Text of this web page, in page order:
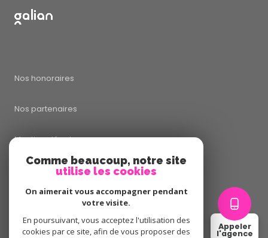
Appeler
l'agence
Nos honoraires
Nos partenaires
Mentions légales
Cookies
Comme beaucoup, notre site
utilise les cookies
On aimerait vous accompagner pendant
votre visite.
En poursuivant, vous acceptez l'utilisation des
cookies par ce site, afin de vous proposer des